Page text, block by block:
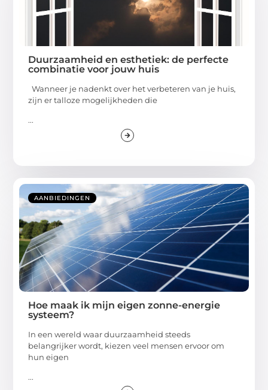
Duurzaamheid en esthetiek: de perfecte
combinatie voor jouw huis
Wanneer je nadenkt over het verbeteren van je huis,
zijn er talloze mogelijkheden die
...
AANBIEDINGEN
Hoe maak ik mijn eigen zonne-energie
systeem?
In een wereld waar duurzaamheid steeds
belangrijker wordt, kiezen veel mensen ervoor om
hun eigen
...